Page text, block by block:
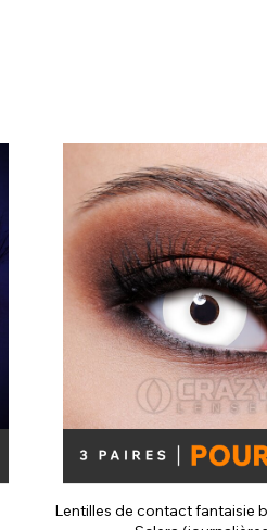
Lentilles de contact fantaisie